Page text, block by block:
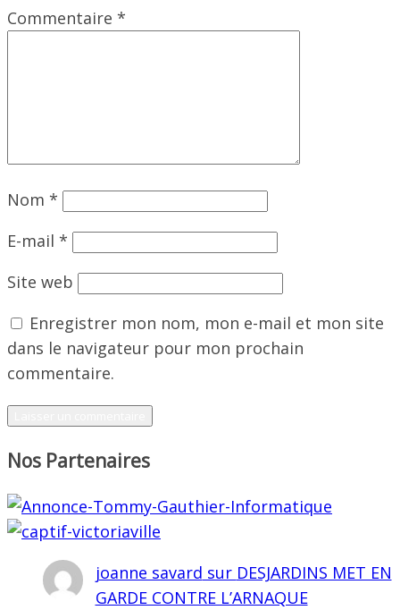
Commentaire *
Nom *
E-mail *
Site web
Enregistrer mon nom, mon e-mail et mon site
dans le navigateur pour mon prochain
commentaire.
Nos Partenaires
joanne savard sur DESJARDINS MET EN
GARDE CONTRE L’ARNAQUE